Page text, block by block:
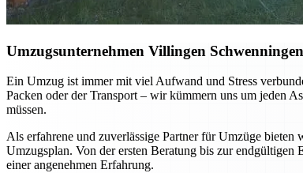
Umzugsunternehmen Villingen
Ein Umzug ist immer mit viel Aufwand und Stress
Packen oder der Transport – wir kümmern uns um jeden
müssen.
Als erfahrene und zuverlässige Partner für Umzüge
Umzugsplan. Von der ersten Beratung bis zur
einer angenehmen Erfahrung.